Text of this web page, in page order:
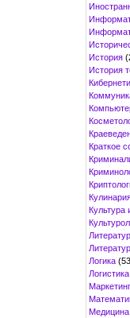
История
История
Краткое
Культура
Логика
Логистика
Маркетинг